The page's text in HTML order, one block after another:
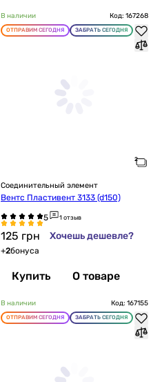
В наличии Код: 167268
ОТПРАВИМ СЕГОДНЯ ЗАБРАТЬ СЕГОДНЯ
Соединительный элемент
Вентс Пластивент 3133 (d150)
1 отзыв
125 грн Хочешь дешевле?
+2бонуса
Купить О товаре
В наличии Код: 167155
ОТПРАВИМ СЕГОДНЯ ЗАБРАТЬ СЕГОДНЯ